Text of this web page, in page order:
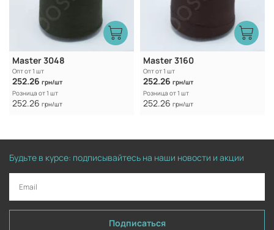
Master 3048
Опт от 1 шт
252.26 грн/шт
Розница от 1 шт
252.26 грн/шт
Master 3160
Опт от 1 шт
252.26 грн/шт
Розница от 1 шт
252.26 грн/шт
Будьте в курсе: подписывайтесь на наши новости и акции
Подписаться